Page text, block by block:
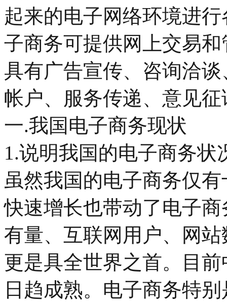
起来的电子网络环境进
子商务可提供网上交易
具有广告宣传、咨询洽
帐户、服务传递、意见征
一.我国电子商务现状
1.说明我国的电子商务状
虽然我国的电子商务仅
快速增长也带动了电子
有量、互联网用户、网
更是具全世界之首。目
日趋成熟。电子商务特